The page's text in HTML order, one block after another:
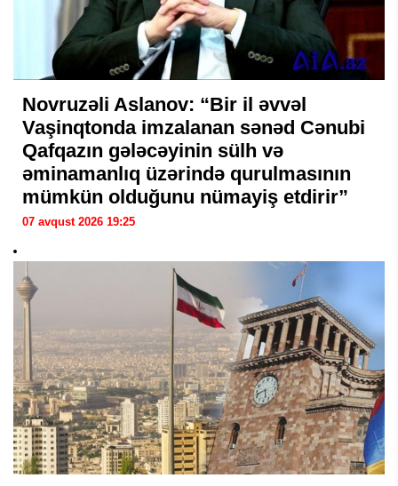
Novruzəli Aslanov: “Bir il əvvəl
Vaşinqtonda imzalanan sənəd Cənubi
Qafqazın gələcəyinin sülh və
əminamanlıq üzərində qurulmasının
mümkün olduğunu nümayiş etdirir”
07 avqust 2026 19:25